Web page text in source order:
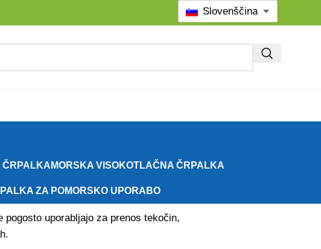
Slovenščina
ČRPALKA MORSKA VISOKOTLAČNA ČRPALKA
ZA POMORSKO UPORABO
uporabljajo za prenos tekočin,